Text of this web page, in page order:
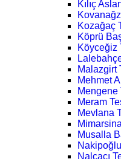
Kılıç
Kozağaç
Köprü
Köyceğiz
Malazgirt
Mehmet
Mengene
Meram
Mevlana
Musalla
Nalçacı